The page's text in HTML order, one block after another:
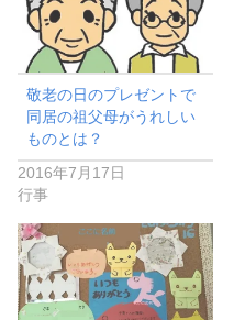
敬老の日のプレゼントで
同居の祖父母がうれしい
ものとは？
2016年7月17日
行事